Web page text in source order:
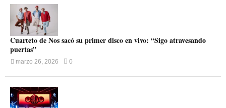
Cuarteto de Nos sacó su primer disco en vivo: “Sigo atravesando
puertas”
marzo 26, 2026 0